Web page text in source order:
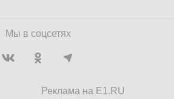
Мы в соцсетях
Реклама на E1.RU